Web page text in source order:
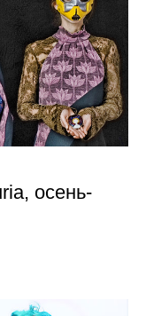
осень-